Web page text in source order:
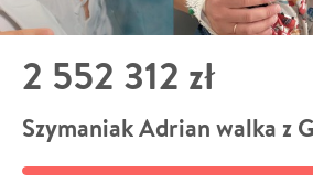
2 552 312 zł
Szymaniak Adrian walka z